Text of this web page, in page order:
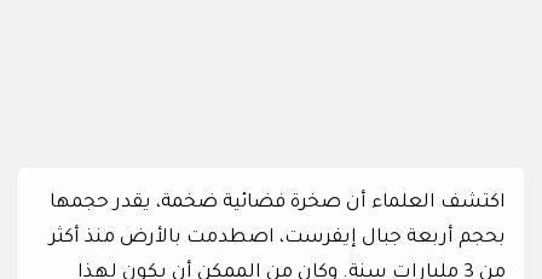
اكتشف العلماء أن صخرة فضائية ضخمة، يقدر حجمها
بحجم أربعة جبال إيفرست، اصطدمت بالأرض منذ أكثر
من 3 مليارات سنة. وكان من الممكن أن يكون لهذا